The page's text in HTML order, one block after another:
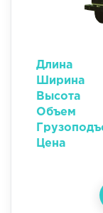
Длина
Ширина
Высота
Объем
Цена